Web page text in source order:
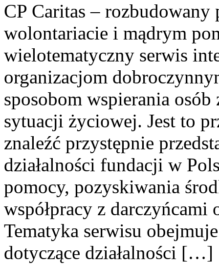
CP Caritas –
wolontariacie i mądrym
wielotematyczny serwis
organizacjom
sposobom wspierania
sytuacji życiowej. Jest to
znaleźć przystępnie
działalności fundacji w
pomocy, pozyskiwania
współpracy z darczyńcami
Tematyka serwisu
dotyczące działalności […]